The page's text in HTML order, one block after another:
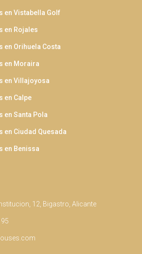
en Vistabella Golf
en Rojales
en Orihuela Costa
en Moraira
en Villajoyosa
en Calpe
en Santa Pola
en Ciudad Quesada
en Benissa
12, Bigastro, Alicante